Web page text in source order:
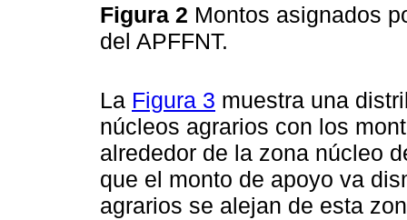
Figura 2 Montos asignados
del APFFNT.
La Figura 3 muestra una
núcleos agrarios con los
alrededor de la zona núcleo
que el monto de apoyo va
agrarios se alejan de esta